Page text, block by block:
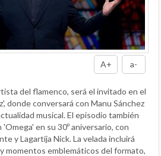
A+ a-
del flamenco, será el invitado en el
donde conversará con Manu Sánchez
musical. El episodio también
en su 30º aniversario, con
y Lagartija Nick. La velada incluirá
momentos emblemáticos del formato,